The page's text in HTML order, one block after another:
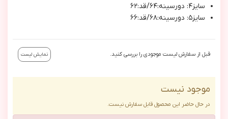
سايز٤: دورسينه:٦٤/قد:٦٢
سايز٥: دورسينه:٦٨/قد:٦٦
قبل از سفارش لیست موجودی را بررسی کنید. نمایش لیست
موجود نیست
در حال حاضر این محصول قابل سفارش نیست.